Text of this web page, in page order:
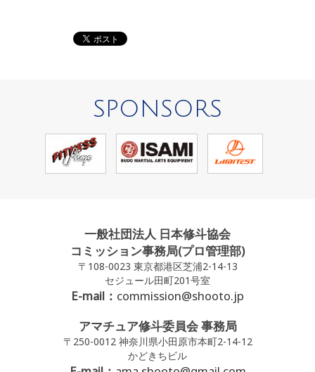
SPONSORS
一般社団法人 日本修斗協会
コミッション事務局(プロ管理部)
〒108-0023 東京都港区芝浦2-14-13
セジュール田町201号室
E-mail： commission@shooto.jp
アマチュア修斗委員会 事務局
〒250-0012 神奈川県小田原市本町2-14-12
かどきちビル